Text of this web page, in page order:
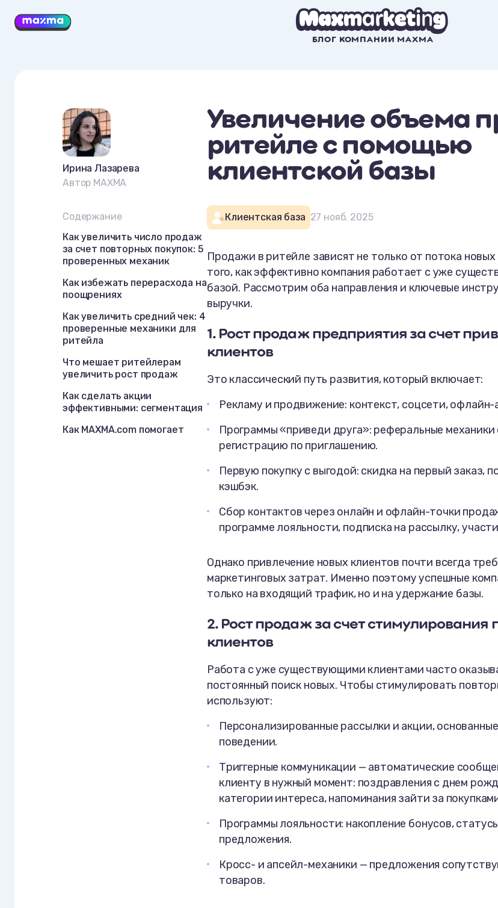
БЛОГ КОМПАНИИ MAXMA
Ирина Лазарева
Автор MAXMA
Содержание
Как увеличить число продаж
за счет повторных покупок: 5
проверенных механик
Как избежать перерасхода на
поощрениях
Как увеличить средний чек: 4
проверенные механики для
ритейла
Что мешает ритейлерам
увеличить рост продаж
Как сделать акции
эффективными: сегментация
Как MAXMA.com помогает
Увеличение объема
ритейле с помощью
клиентской базы
Клиентская база 27 нояб. 2025
Продажи в ритейле зависят не только от потока новых
того, как эффективно компания работает с уже
базой. Рассмотрим оба направления и ключевые
выручки.
1. Рост продаж предприятия за счет
клиентов
Это классический путь развития, который включает:
Рекламу и продвижение: контекст, соцсети, офлайн-
Программы «приведи друга»: реферальные механики
регистрацию по приглашению.
Первую покупку с выгодой: скидка на первый заказ,
кэшбэк.
Сбор контактов через онлайн и офлайн-точки
программе лояльности, подписка на рассылку,
Однако привлечение новых клиентов почти всегда
маркетинговых затрат. Именно поэтому успешные
только на входящий трафик, но и на удержание базы.
2. Рост продажза счет стимулирования
клиентов
Работа с уже существующими клиентами часто
постоянный поиск новых. Чтобы стимулировать
используют:
Персонализированные рассылки и акции,
поведении.
Триггерные коммуникации — автоматические
клиенту в нужный момент: поздравления с днем
категории интереса, напоминания зайти за
Программы лояльности: накопление бонусов,
предложения.
Кросс- и апсейл-механики — предложения
товаров.